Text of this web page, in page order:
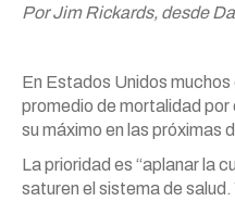
Por Jim Rickards, desde
En Estados Unidos
promedio de mortalidad
su máximo en las próximas
La prioridad es “aplanar la
saturen el sistema de